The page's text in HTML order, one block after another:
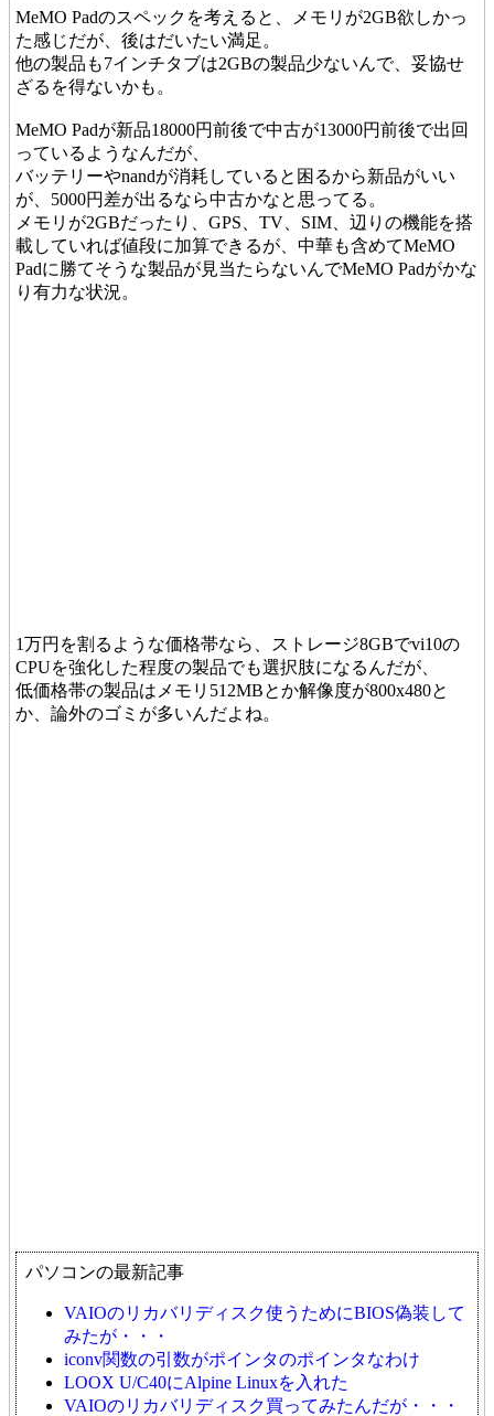
MeMO Padのスペックを考えると、メモリが2GB欲しかっ
た感じだが、後はだいたい満足。
他の製品も7インチタブは2GBの製品少ないんで、妥協せ
ざるを得ないかも。
MeMO Padが新品18000円前後で中古が13000円前後で出回
っているようなんだが、
バッテリーやnandが消耗していると困るから新品がいい
が、5000円差が出るなら中古かなと思ってる。
メモリが2GBだったり、GPS、TV、SIM、辺りの機能を搭
載していれば値段に加算できるが、中華も含めてMeMO
Padに勝てそうな製品が見当たらないんでMeMO Padがかな
り有力な状況。
1万円を割るような価格帯なら、ストレージ8GBでvi10の
CPUを強化した程度の製品でも選択肢になるんだが、
低価格帯の製品はメモリ512MBとか解像度が800x480と
か、論外のゴミが多いんだよね。
パソコンの最新記事
VAIOのリカバリディスク使うためにBIOS偽装して
みたが・・・
iconv関数の引数がポインタのポインタなわけ
LOOX U/C40にAlpine Linuxを入れた
VAIOのリカバリディスク買ってみたんだが・・・